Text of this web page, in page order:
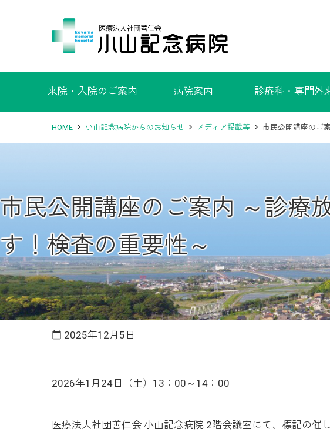
来院・入院のご案内 病院案内 診療科・専門外
HOME 小山記念病院からのお知らせ メディア掲載等 市民公開講座のご
市民公開講座のご案内 ～診療
す！検査の重要性～
calendar_today 2025年12月5日
2026年1月24日（土）13：00～14：00
医療法人社団善仁会 小山記念病院 2階会議室にて、標記の催